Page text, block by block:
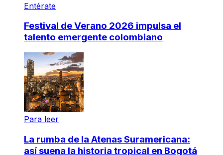
Entérate
Festival de Verano 2026 impulsa el
talento emergente colombiano
Para leer
La rumba de la Atenas Suramericana:
así suena la historia tropical en Bogotá